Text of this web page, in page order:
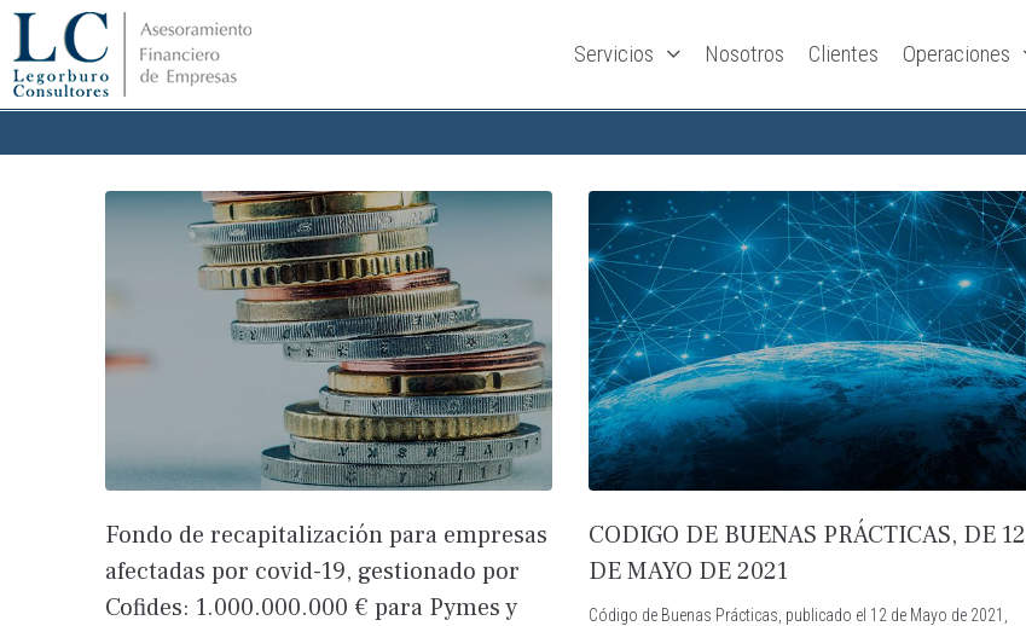
Servicios Nosotros Clientes Operaciones
Fondo de recapitalización para empresas
afectadas por covid-19, gestionado por
Cofides: 1.000.000.000 € para Pymes y
CODIGO DE BUENAS PRÁCTICAS, DE 12
DE MAYO DE 2021
Código de Buenas Prácticas, publicado el 12 de Mayo de 2021,